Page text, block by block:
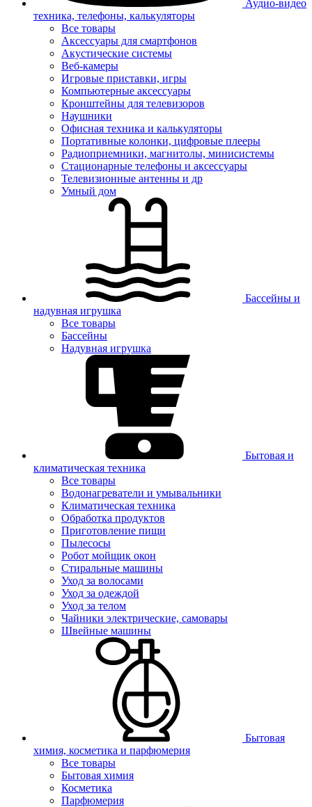
Аудио-видео
техника, телефоны, калькуляторы
Все товары
Аксессуары для смартфонов
Акустические системы
Веб-камеры
Игровые приставки, игры
Компьютерные аксессуары
Кронштейны для телевизоров
Наушники
Офисная техника и калькуляторы
Портативные колонки, цифровые плееры
Радиоприемники, магнитолы, минисистемы
Стационарные телефоны и аксессуары
Телевизионные антенны и др
Умный дом
Бассейны и
надувная игрушка
Все товары
Бассейны
Надувная игрушка
Бытовая и
климатическая техника
Все товары
Водонагреватели и умывальники
Климатическая техника
Обработка продуктов
Приготовление пищи
Пылесосы
Робот мойщик окон
Стиральные машины
Уход за волосами
Уход за одеждой
Уход за телом
Чайники электрические, самовары
Швейные машины
Бытовая
химия, косметика и парфюмерия
Все товары
Бытовая химия
Косметика
Парфюмерия